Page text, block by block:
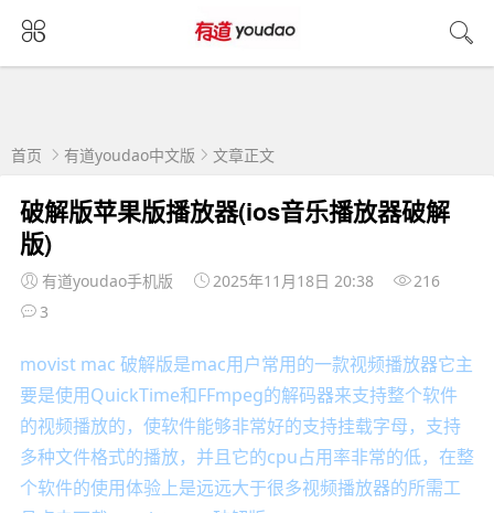
首页 有道youdao中文版 文章正文
破解版苹果版播放器(ios音乐播放器破解
版)
有道youdao手机版 2025年11月18日 20:38
216
3
movist mac 破解版是mac用户常用的一款视频播放器它主
要是使用QuickTime和FFmpeg的解码器来支持整个软件
的视频播放的，使软件能够非常好的支持挂载字母，支持
多种文件格式的播放，并且它的cpu占用率非常的低，在整
个软件的使用体验上是远远大于很多视频播放器的所需工